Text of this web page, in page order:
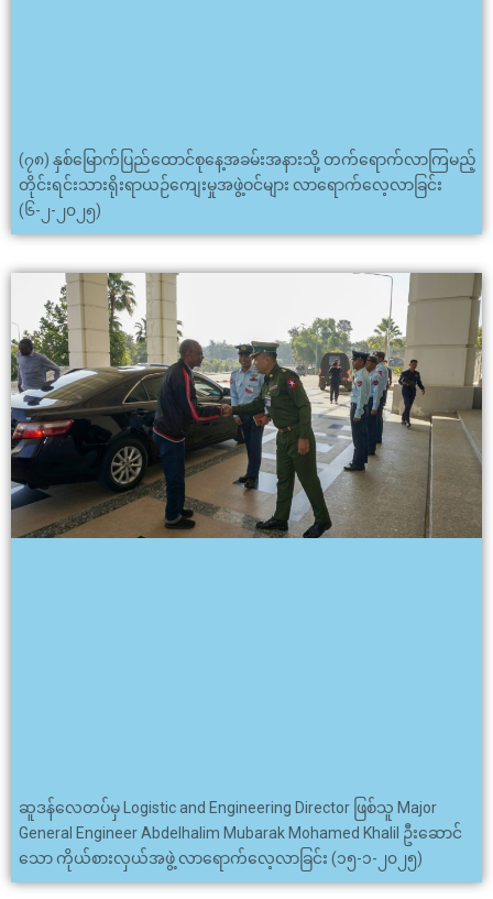
(၇၈) နှစ်မြောက်ပြည်ထောင်စုနေ့အခမ်းအနားသို့ တက်ရောက်လာကြမည့်
တိုင်းရင်းသားရိုးရာယဉ်ကျေးမှုအဖွဲ့ဝင်များ လာရောက်လေ့လာခြင်း
(၆-၂-၂၀၂၅)
ဆူဒန်လေတပ်မှ Logistic and Engineering Director ဖြစ်သူ Major
General Engineer Abdelhalim Mubarak Mohamed Khalil ဦးဆောင်
သော ကိုယ်စားလှယ်အဖွဲ့ လာရောက်လေ့လာခြင်း (၁၅-၁-၂၀၂၅)